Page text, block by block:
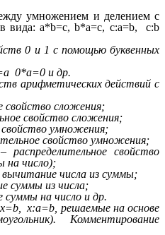
умножением и делением с
вида: a*b=c, b*a=c, c:a=b, c:b
0 и 1 с помощью буквенных
0*a=0 и др.
арифметических действий с
свойство сложения;
свойство сложения;
умножения;
свойство умножения;
свойство
на число);
числа из суммы;
из числа;
на число и др.
x:a=b, решаемые на основе
Комментирование